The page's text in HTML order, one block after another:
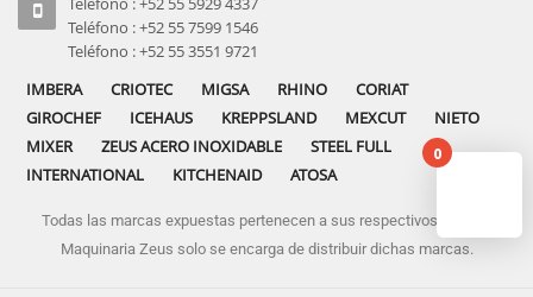
Teléfono : +52 55 7599 1546
Teléfono : +52 55 3551 9721
IMBERA
CRIOTEC MIGSA RHINO
CORIAT
GIROCHEF
ICEHAUS KREPPSLAND MEXCUT
NIETO
MIXER
ZEUS ACERO INOXIDABLE
STEEL FULL
INTERNATIONAL
KITCHENAID ATOSA
Todas las marcas expuestas pertenecen a sus respectivos dueños
Maquinaria Zeus solo se encarga de distribuir dichas marcas.
0